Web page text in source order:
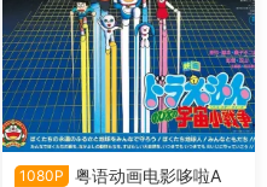
1080P
粤语动画电影哆啦A